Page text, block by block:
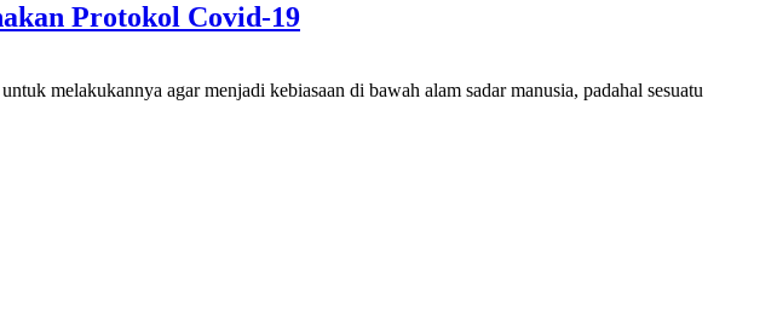
Protokol Covid-19
melakukannya agar menjadi kebiasaan di bawah alam sadar manusia, padahal sesuatu